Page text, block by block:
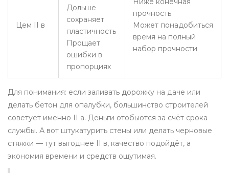
Цем II в
Дольше
сохраняет
пластичность
Прощает
ошибки в
пропорциях
прочность
Может понадобиться
время на полный
набор прочности
Для понимания: если заливать дорожку на даче или
делать бетон для опалубки, большинство строителей
советует именно II а. Деньги отобьются за счёт срока
службы. А вот штукатурить стены или делать черновые
стяжки — тут выгоднее II в, качество подойдёт, а
экономия времени и средств ощутимая.